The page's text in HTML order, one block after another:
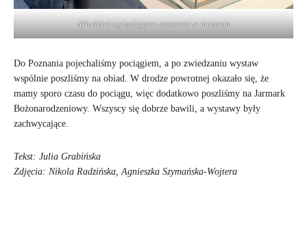
Młodzież oglądająca wystawę w muzeum
Do Poznania pojechaliśmy pociągiem, a po zwiedzaniu wystaw
wspólnie poszliśmy na obiad. W drodze powrotnej okazało się, że
mamy sporo czasu do pociągu, więc dodatkowo poszliśmy na Jarmark
Bożonarodzeniowy. Wszyscy się dobrze bawili, a wystawy były
zachwycające.
Tekst: Julia Grabińska
Zdjęcia: Nikola Radzińska, Agnieszka Szymańska-Wojtera